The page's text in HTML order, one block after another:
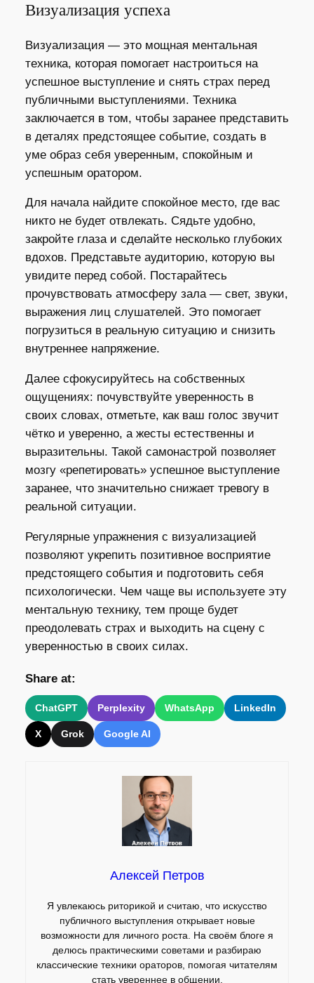
Визуализация успеха
Визуализация — это мощная ментальная
техника, которая помогает настроиться на
успешное выступление и снять страх перед
публичными выступлениями. Техника
заключается в том, чтобы заранее представить
в деталях предстоящее событие, создать в
уме образ себя уверенным, спокойным и
успешным оратором.
Для начала найдите спокойное место, где вас
никто не будет отвлекать. Сядьте удобно,
закройте глаза и сделайте несколько глубоких
вдохов. Представьте аудиторию, которую вы
увидите перед собой. Постарайтесь
прочувствовать атмосферу зала — свет, звуки,
выражения лиц слушателей. Это помогает
погрузиться в реальную ситуацию и снизить
внутреннее напряжение.
Далее сфокусируйтесь на собственных
ощущениях: почувствуйте уверенность в
своих словах, отметьте, как ваш голос звучит
чётко и уверенно, а жесты естественны и
выразительны. Такой самонастрой позволяет
мозгу «репетировать» успешное выступление
заранее, что значительно снижает тревогу в
реальной ситуации.
Регулярные упражнения с визуализацией
позволяют укрепить позитивное восприятие
предстоящего события и подготовить себя
психологически. Чем чаще вы используете эту
ментальную технику, тем проще будет
преодолевать страх и выходить на сцену с
уверенностью в своих силах.
Share at:
ChatGPT Perplexity WhatsApp LinkedIn
X Grok Google AI
Алексей Петров
Я увлекаюсь риторикой и считаю, что искусство
публичного выступления открывает новые
возможности для личного роста. На своём блоге я
делюсь практическими советами и разбираю
классические техники ораторов, помогая читателям
стать увереннее в общении.